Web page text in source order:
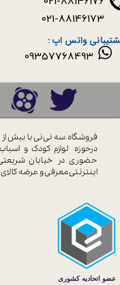
09357768493
فروشگاه سه نی نی با بیش
درحوزه لوازم کودک و
حضوری در خیابان
اینترنتی معرفی و عرضه کالای
واتس اپ :